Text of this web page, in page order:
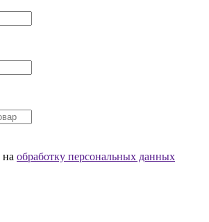
на обработку персональных данных